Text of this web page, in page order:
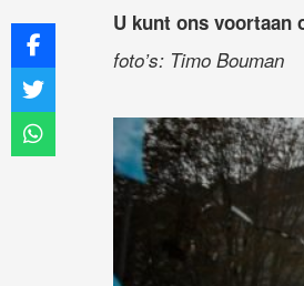
U kunt ons voortaan
foto’s: Timo Bouman